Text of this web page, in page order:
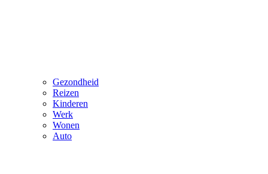
Gezondheid
Reizen
Kinderen
Werk
Wonen
Auto